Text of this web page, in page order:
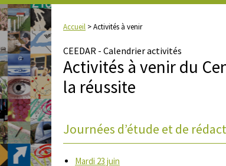
Accueil >Activités à venir
CEEDAR - Calendrier activités
Activités à venir du
la réussite
Journées d’étude et de
Mardi 23 juin